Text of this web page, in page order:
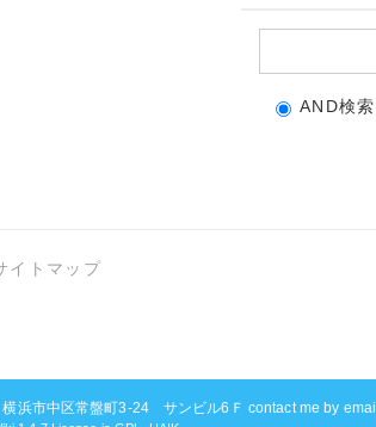
AND検索
イトマップ
浜市中区常盤町3-24 サンビル6Ｆ contact me by email